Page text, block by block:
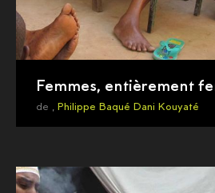
Femmes, entièrement
de , Philippe Baqué Dani Kouyaté